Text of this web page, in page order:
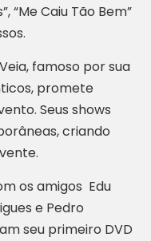
“Me Caiu Tão Bem”
famoso por sua
promete
Seus shows
criando
os amigos Edu
e Pedro
seu primeiro DVD